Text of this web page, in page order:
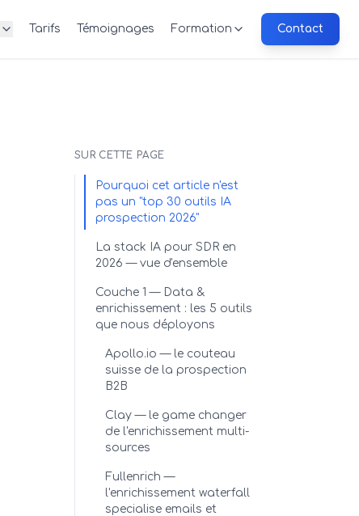
Tarifs Témoignages Formation Contact
SUR CETTE PAGE
Pourquoi cet article n'est
pas un "top 30 outils IA
prospection 2026"
La stack IA pour SDR en
2026 — vue d'ensemble
Couche 1 — Data &
enrichissement : les 5 outils
que nous déployons
Apollo.io — le couteau
suisse de la prospection
B2B
Clay — le game changer
de l'enrichissement multi-
sources
Fullenrich —
l'enrichissement waterfall
specialise emails et